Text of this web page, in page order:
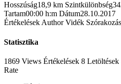
Hosszúság18,9 km Szintkülönbség
Tartam00:00 h:m Dátum28.10.2017
Értékelések Author Vidék Szórakozás
Statisztika
1869 Views Értékelések 8 Letöltések
Rate